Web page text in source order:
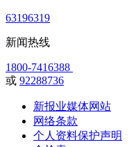
63196319
新闻热线
1800-7416388
或 92288736
新报业媒体网站
网络条款
个人资料保护声明